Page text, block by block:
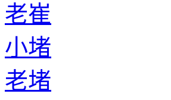
老崔
小堵
老堵